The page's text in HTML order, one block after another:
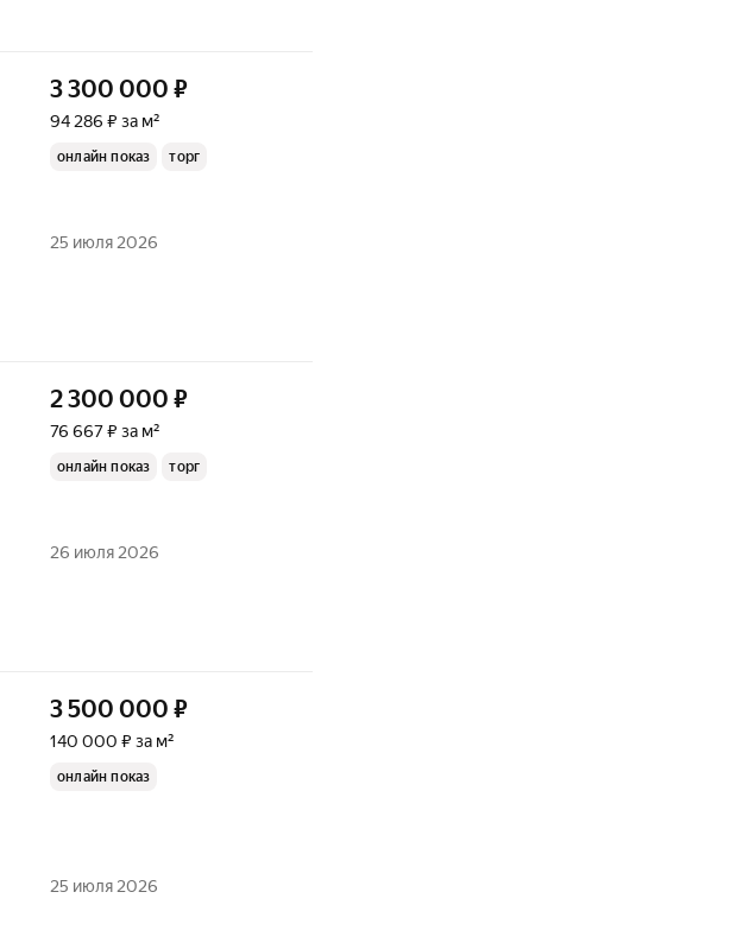
3 300 000 ₽
94 286 ₽ за м²
онлайн показ торг
25 июля 2026
2 300 000 ₽
76 667 ₽ за м²
онлайн показ торг
26 июля 2026
3 500 000 ₽
140 000 ₽ за м²
онлайн показ
25 июля 2026